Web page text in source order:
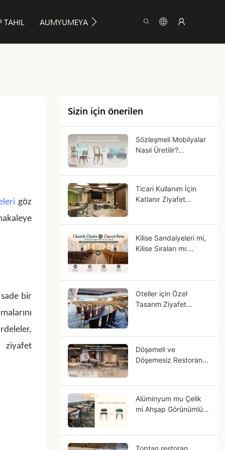
TAHIL AUMYUMEYA BIZE ULAŞIN
göz
bir
ziyafet
Sizin için önerilen
Sözleşmeli Mobilyalar
Nasıl Üretilir?
Ticari Kullanım İçin
Katlanır Ziyafet
Kilise Sandalyeleri mi,
Kilise Sıraları mı:
Uygun?
Oteller için Özel
Tasarım Ziyafet
Kılavuzu
Döşemeli ve
Döşemesiz Restoran
Alüminyum mu Çelik
mi Ahşap Görünümlü
Toptan restoran